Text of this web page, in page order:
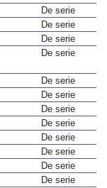
De serie
De serie
De serie
De serie
De serie
De serie
De serie
De serie
De serie
De serie
De serie